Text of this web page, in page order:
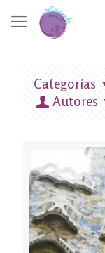
Categorías
Autores